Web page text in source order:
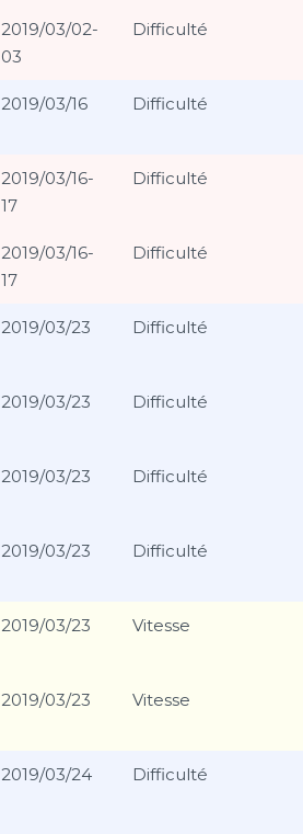
2019/03/02-
03
Difficulté
2019/03/16 Difficulté
2019/03/16-
17
Difficulté
2019/03/16-
17
Difficulté
2019/03/23 Difficulté
2019/03/23 Difficulté
2019/03/23 Difficulté
2019/03/23 Difficulté
2019/03/23 Vitesse
2019/03/23 Vitesse
2019/03/24 Difficulté